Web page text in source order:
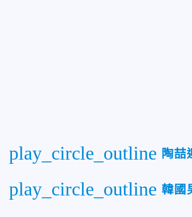
play_circle_outline 陶喆
play_circle_outline 韓國